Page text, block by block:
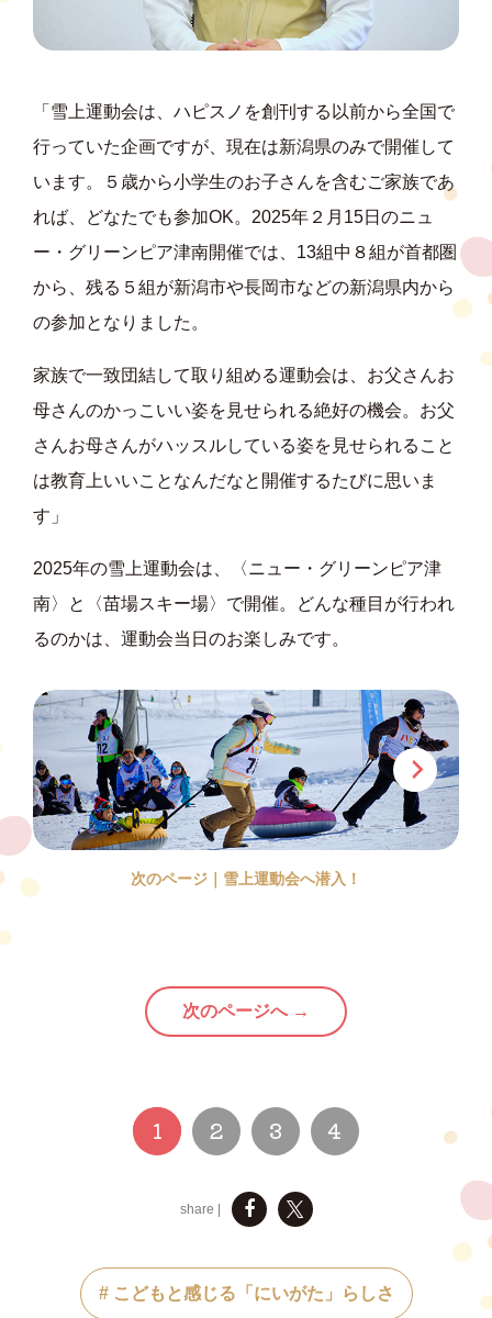
「雪上運動会は、ハピスノを創刊する以前から全国で
行っていた企画ですが、現在は新潟県のみで開催して
います。５歳から小学生のお子さんを含むご家族であ
れば、どなたでも参加OK。2025年２月15日のニュ
ー・グリーンピア津南開催では、13組中８組が首都圏
から、残る５組が新潟市や長岡市などの新潟県内から
の参加となりました。
家族で一致団結して取り組める運動会は、お父さんお
母さんのかっこいい姿を見せられる絶好の機会。お父
さんお母さんがハッスルしている姿を見せられること
は教育上いいことなんだなと開催するたびに思いま
す」
2025年の雪上運動会は、〈ニュー・グリーンピア津
南〉と〈苗場スキー場〉で開催。どんな種目が行われ
るのかは、運動会当日のお楽しみです。
次のページ｜雪上運動会へ潜入！
次のページへ →
1 2 3 4
share |
# こどもと感じる「にいがた」らしさ